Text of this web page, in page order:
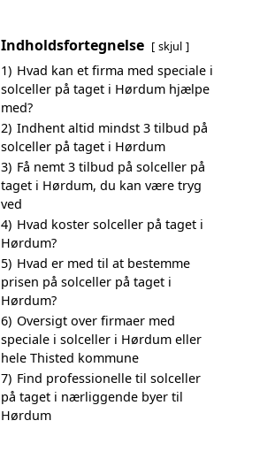
Indholdsfortegnelse skjul
1) Hvad kan et firma med speciale i
solceller på taget i Hørdum hjælpe
med?
2) Indhent altid mindst 3 tilbud på
solceller på taget i Hørdum
3) Få nemt 3 tilbud på solceller på
taget i Hørdum, du kan være tryg
ved
4) Hvad koster solceller på taget i
Hørdum?
5) Hvad er med til at bestemme
prisen på solceller på taget i
Hørdum?
6) Oversigt over firmaer med
speciale i solceller i Hørdum eller
hele Thisted kommune
7) Find professionelle til solceller
på taget i nærliggende byer til
Hørdum